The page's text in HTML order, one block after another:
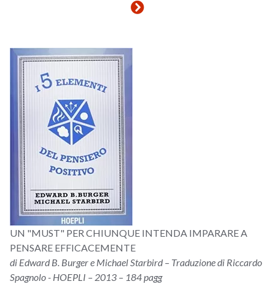
UN "MUST" PER CHIUNQUE INTENDA IMPARARE A
PENSARE EFFICACEMENTE
di Edward B. Burger e Michael Starbird – Traduzione di Riccardo
Spagnolo - HOEPLI – 2013 – 184 pagg